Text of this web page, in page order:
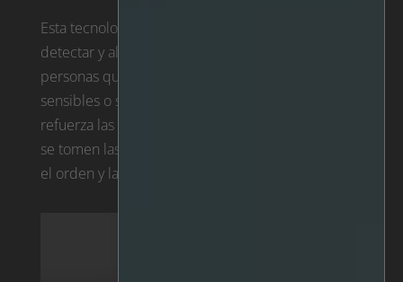
Esta tecnología es especialmente útil para
detectar y alertar sobre situaciones como
personas que hacen cola, se reúnen en zonas
sensibles o se agolpan en esclusas, lo que
refuerza las medidas de seguridad y garantiza que
se tomen las medidas adecuadas para mantener
el orden y la seguridad.